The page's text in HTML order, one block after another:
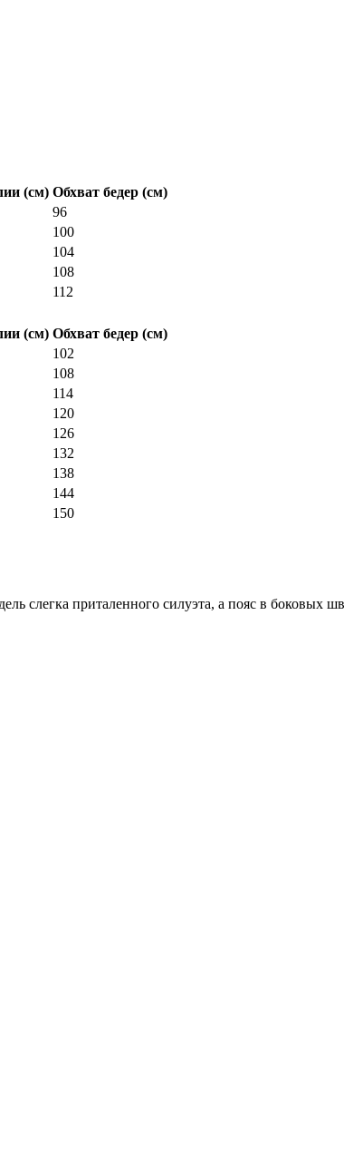
(см) Обхват бедер (см)
96
100
104
108
112
(см) Обхват бедер (см)
102
108
114
120
126
132
138
144
150
слегка приталенного силуэта, а пояс в боковых